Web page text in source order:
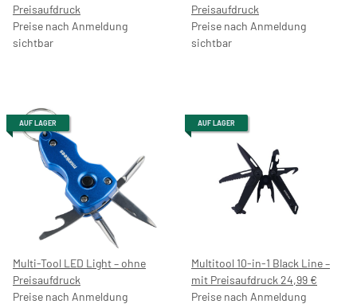
Preisaufdruck
Preise nach Anmeldung
sichtbar
Preisaufdruck
Preise nach Anmeldung
sichtbar
AUF LAGER
Multi-Tool LED Light – ohne
Preisaufdruck
Preise nach Anmeldung
AUF LAGER
Multitool 10-in-1 Black Line –
mit Preisaufdruck 24,99 €
Preise nach Anmeldung